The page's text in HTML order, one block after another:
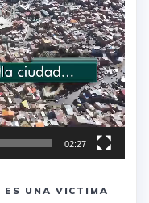
02:27
ES UNA VICTIMA